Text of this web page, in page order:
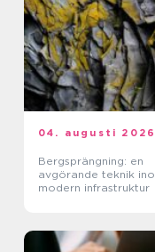
04. augusti 2026
Bergsprängning: en
avgörande teknik
modern infrastruktur